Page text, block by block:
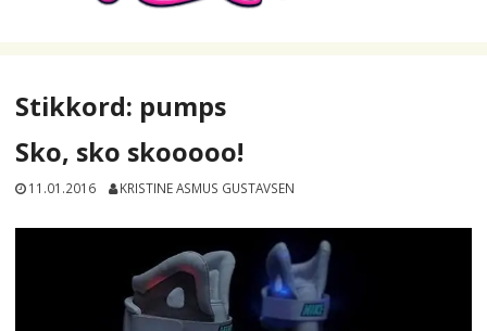
Stikkord: pumps
Sko, sko skooooo!
11.01.2016 KRISTINE ASMUS GUSTAVSEN